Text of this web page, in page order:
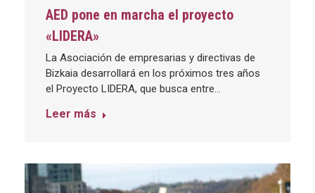
AED pone en marcha el proyecto
«LIDERA»
La Asociación de empresarias y directivas de
Bizkaia desarrollará en los próximos tres años
el Proyecto LIDERA, que busca entre…
Leer más